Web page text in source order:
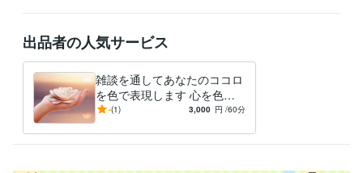
出品者の人気サービス
雑談を通してあなたのココロ
を色で表現します 心を色で
表現できる画家があなたのコ
-(1) 3,000 円 /60分